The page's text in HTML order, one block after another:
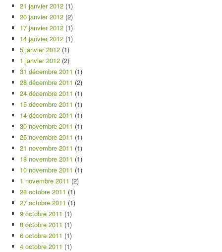
21 janvier 2012 (1)
20 janvier 2012 (2)
17 janvier 2012 (1)
14 janvier 2012 (1)
5 janvier 2012 (1)
1 janvier 2012 (2)
31 décembre 2011 (1)
28 décembre 2011 (2)
24 décembre 2011 (1)
15 décembre 2011 (1)
14 décembre 2011 (1)
30 novembre 2011 (1)
25 novembre 2011 (1)
21 novembre 2011 (1)
18 novembre 2011 (1)
10 novembre 2011 (1)
1 novembre 2011 (2)
28 octobre 2011 (1)
27 octobre 2011 (1)
9 octobre 2011 (1)
8 octobre 2011 (1)
6 octobre 2011 (1)
4 octobre 2011 (1)